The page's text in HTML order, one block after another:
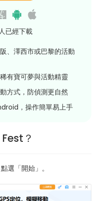
已經下載
、澤西市或巴黎的活動
有寶可夢與活動精靈
方式，防偵測更自然
，操作簡單易上手
？
選「開始」。